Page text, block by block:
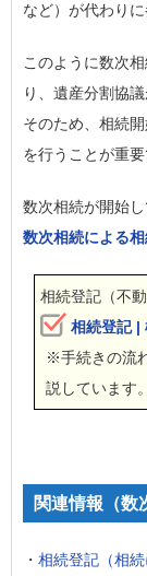
など）が代わり
このように数次
り、遺産分割協
そのため、相続
を行うことが重要
数次相続が開始
数次相続による
相続登記（不
相続登記 |
※手続きの流
説しています。
関連情報（数
・ 相続登記（相続